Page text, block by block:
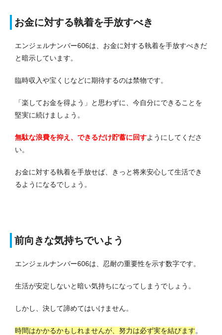
お金に対する執着を手放すべき
エンジェルナンバー606は、お金に対する執着を手放すべきだ
と暗示しています。
臨時収入や宝くじなどに期待するのは禁物です。
「楽してお金を得よう」と思わずに、今自分にできることを
堅実に続けましょう。
無駄な浪費を抑え、できるだけ貯蓄に回すようにしてくださ
い。
お金に対する執着を手放せば、きっと将来安心して生活でき
るようになるでしょう。
前向きな気持ちでいよう
エンジェルナンバー606は、忍耐の重要性を示す数字です。
生活が安定しないと暗い気持ちになってしまうでしょう。
しかし、決して諦めてはいけません。
時間はかかるかもしれませんが、努力は必ず実を結びます。